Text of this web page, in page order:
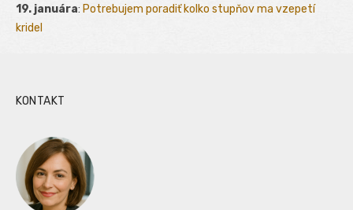
19. januára: Potrebujem poradiť kolko stupňov ma vzepetí
kridel
KONTAKT